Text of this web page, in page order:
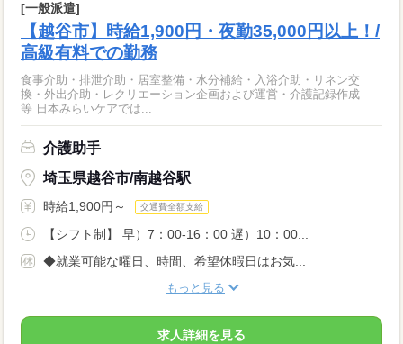
[一般派遣]
【越谷市】時給1,900円・夜勤35,000円以上！/
高級有料での勤務
食事介助・排泄介助・居室整備・水分補給・入浴介助・リネン交
換・外出介助・レクリエーション企画および運営・介護記録作成
等 日本みらいケアでは...
介護助手
埼玉県越谷市/南越谷駅
時給1,900円～ 交通費全額支給
【シフト制】 早）7：00-16：00 遅）10：00...
◆就業可能な曜日、時間、希望休暇日はお気...
もっと見る
求人詳細を見る